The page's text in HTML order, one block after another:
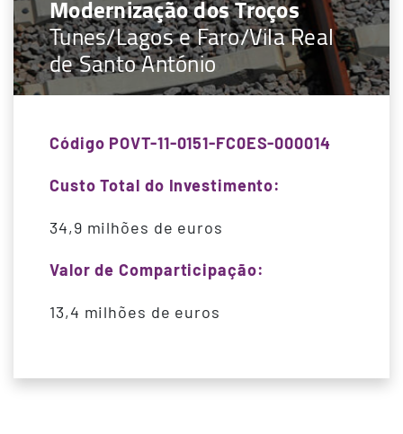
Modernização dos Troços
Tunes/Lagos e Faro/Vila Real
de Santo António
Código POVT-11-0151-FC0ES-000014
Custo Total do Investimento:
34,9 milhões de euros
Valor de Comparticipação:
13,4 milhões de euros